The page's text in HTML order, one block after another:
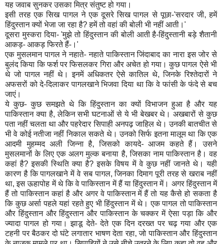
यह जवाब सुनकर उसका मित्र संतुष्ट हो गया।
इसी तरह एक सिख पागल ने एक दूसरे सिख पागल से पूछा-'सरदार जी, हमें
हिंदुस्तान क्यों भेजा जा रहा है? हमें तो वहां की बोली भी नहीं आती।'
दूसरा मुस्करा दिया- 'मुझे तो हिंदुस्तान की बोली आती है-हिंदुस्तानी बड़े शैतानी
आकड़- आकड़ फिरते हैं-।'
एक मुसलमान पागल ने नहाते- नहाते पाकिस्तान जिंदाबाद का नारा इस जोर से
बुलंद किया कि फर्श पर फिसलकर गिरा और अचेत हो गया। कुछ पागल ऐसे भी
थे जो पागल नहीं थे। इनमें अधिकतर ऐसे कातिल थे, जिनके रिश्तेदारों ने
अफसरों को दे-दिलाकर पागलखाने भिजवा दिया था कि वे फांसी के फंदे से बच
जाएं।
ये कुछ- कुछ समझते थे कि हिंदुस्तान का क्यों विभाजन हुआ है और यह
पाकिस्तान क्या है, लेकिन सभी घटनाओं से ये भी बेखबर थे। अखबारों से कुछ
पता नहीं चलता था और पहरेदार सिपाही अनपढ़ जाहिल थे। उनकी बातचीत से
भी वे कोई नतीजा नहीं निकाल सकते थे। उनको सिर्फ इतना मालूम था कि एक
आदमी मुहम्मद अली जिन्ना है, जिसको कायदे- आजम कहते हैं। उसने
मुसलमानों के लिए एक अलग मुल्क बनाया है, जिसका नाम पाकिस्तान है। वह
कहां है? इसकी स्थिति क्या है? इसके विषय में वे कुछ नहीं जानते थे। यही
कारण है कि पागलखाने में वे सब पागल, जिनका दिमाग पूरी तरह से खराब नहीं
था, इस ऊहापोह में थे कि वे पाकिस्तान में हैं या हिंदुस्तान में। अगर हिंदुस्तान में
हैं तो पाकिस्तान कहां है और अगर वे पाकिस्तान में हैं तो यह कैसे हो सकता है
कि कुछ अर्सा पहले यहां रहते हुए भी हिंदुस्तान में थे। एक पागल तो पाकिस्तान
और हिंदुस्तान और हिंदुस्तान और पाकिस्तान के चक्कर में ऐसा पड़ा कि और
ज्यादा पागल हो गया। झाडू देते- देते एक दिन दरख्त पर चढ़ गया और एक
टहनी पर बैठकर दो घंटे लगातार भाषण देता रहा, जो पाकिस्तान और हिंदुस्तान